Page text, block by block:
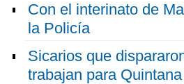
Con el interinato de
la Policía
Sicarios que
trabajan para Quintana